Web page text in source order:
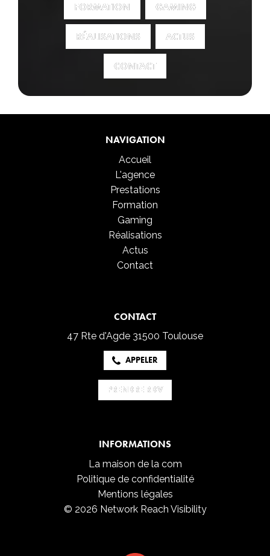
FORMATION
FORMATION GAMING
GAMING
RÉALISATIONS
RÉALISATIONS ACTUS
ACTUS
CONTACT
CONTACT
NAVIGATION
Accueil
L'agence
Prestations
Formation
Gaming
Réalisations
Actus
Contact
CONTACT
47 Rte d'Agde 31500 Toulouse
APPELER
PRENDRE RDV
PRENDRE RDV
INFORMATIONS
La maison de la com
Politique de confidentialité
Mentions légales
© 2026 Network Reach Visibility